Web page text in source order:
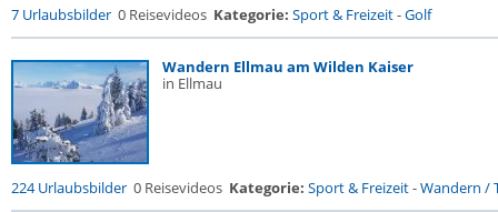
7 Urlaubsbilder 0 Reisevideos Kategorie: Sport & Freizeit-Golf
Wandern Ellmau am Wilden Kaiser
in Ellmau
224 Urlaubsbilder 0 Reisevideos Kategorie: Sport & Freizeit-Wandern /